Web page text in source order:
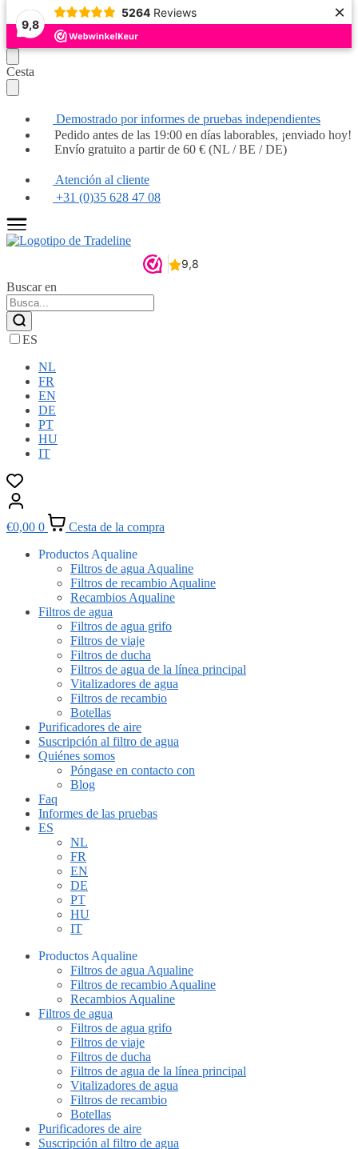
9,8
5264 Reviews ×
Seguir
navegando
Ir
al
contenido
Cesta
Demostrado por informes de pruebas independientes
Pedido antes de las 19:00 en días laborables, ¡enviado hoy!
Envío gratuito a partir de 60 € (NL / BE / DE)
Atención al cliente
+31 (0)35 628 47 08
Buscar en
ES
NL
FR
EN
DE
PT
HU
IT
€0,00 0
Cesta de la compra
Productos Aqualine
Filtros de agua Aqualine
Filtros de recambio Aqualine
Recambios Aqualine
Filtros de agua
Filtros de agua grifo
Filtros de viaje
Filtros de ducha
Filtros de agua de la línea principal
Vitalizadores de agua
Filtros de recambio
Botellas
Purificadores de aire
Suscripción al filtro de agua
Quiénes somos
Póngase en contacto con
Blog
Faq
Informes de las pruebas
ES
NL
FR
EN
DE
PT
HU
IT
Productos Aqualine
Filtros de agua Aqualine
Filtros de recambio Aqualine
Recambios Aqualine
Filtros de agua
Filtros de agua grifo
Filtros de viaje
Filtros de ducha
Filtros de agua de la línea principal
Vitalizadores de agua
Filtros de recambio
Botellas
Purificadores de aire
Suscripción al filtro de agua
Popular
Popular
Popular
Popular
Popular
Popular
Muy recomendable
Muy recomendable
Popular